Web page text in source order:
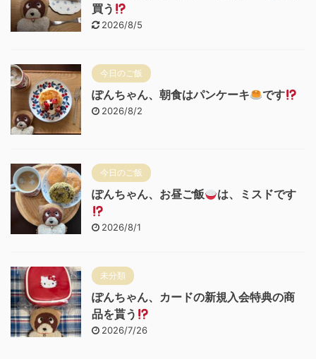
買う
2026/8/5
今日のご飯
ぽんちゃん、朝食はパンケーキ です
2026/8/2
今日のご飯
ぽんちゃん、お昼ご飯 は、ミスドです
2026/8/1
未分類
ぽんちゃん、カードの新規入会特典の商
品を貰う
2026/7/26